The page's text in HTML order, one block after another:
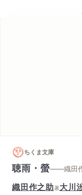
ちくま文庫
聴雨・螢——織田
織田作之助著大川